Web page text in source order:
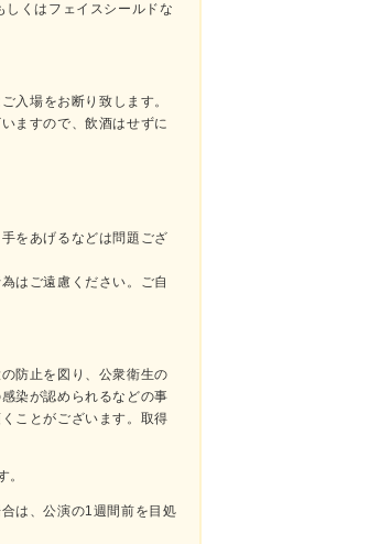
しくはフェイスシールドな
入場をお断り致します。
ますので、飲酒はせずに
をあげるなどは問題ござ
はご遠慮ください。ご自
防止を図り、公衆衛生の
染が認められるなどの事
ことがございます。取得
。
は、公演の1週間前を目処